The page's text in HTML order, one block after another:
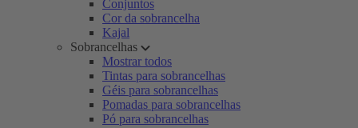
Conjuntos
Cor da sobrancelha
Kajal
Sobrancelhas
Mostrar todos
Tintas para sobrancelhas
Géis para sobrancelhas
Pomadas para sobrancelhas
Pó para sobrancelhas